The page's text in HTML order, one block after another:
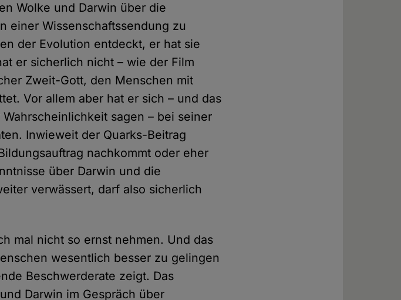
Wolke und Darwin über die
einer Wissenschaftssendung zu
der Evolution entdeckt, er hat sie
er sicherlich nicht – wie der Film
Zweit-Gott, den Menschen mit
Vor allem aber hat er sich – und das
sagen – bei seiner
Inwieweit der Quarks-Beitrag
nachkommt oder eher
über Darwin und die
verwässert, darf also sicherlich
mal nicht so ernst nehmen. Und das
wesentlich besser zu gelingen
Beschwerderate zeigt. Das
Darwin im Gespräch über